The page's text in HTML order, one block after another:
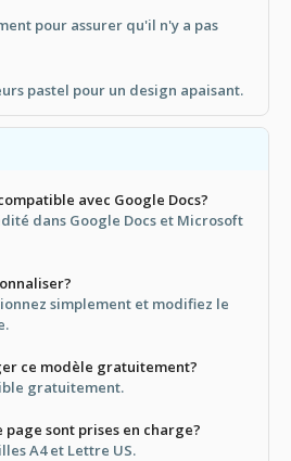
pour assurer qu'il n'y a pas
pastel pour un design apaisant.
avec Google Docs?
dans Google Docs et Microsoft
simplement et modifiez le
ce modèle gratuitement?
gratuitement.
page sont prises en charge?
A4 et Lettre US.